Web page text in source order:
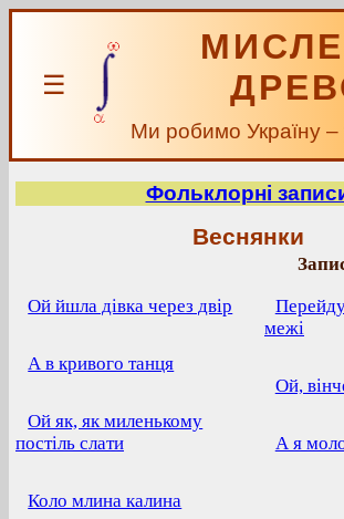
☰
Ми робимо Україну –
Фольклорні
Веснянки
Ой йшла дівка через двір
А в кривого танця
Ой як, як миленькому
постіль слати
Коло млина калина
межі
Ой,
А я